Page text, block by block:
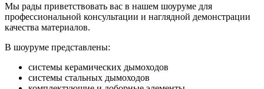
Мы рады приветствовать вас в нашем шоуруме для
профессиональной консультации и наглядной демонстрации
качества материалов.
В шоуруме представлены:
системы керамических дымоходов
системы стальных дымоходов